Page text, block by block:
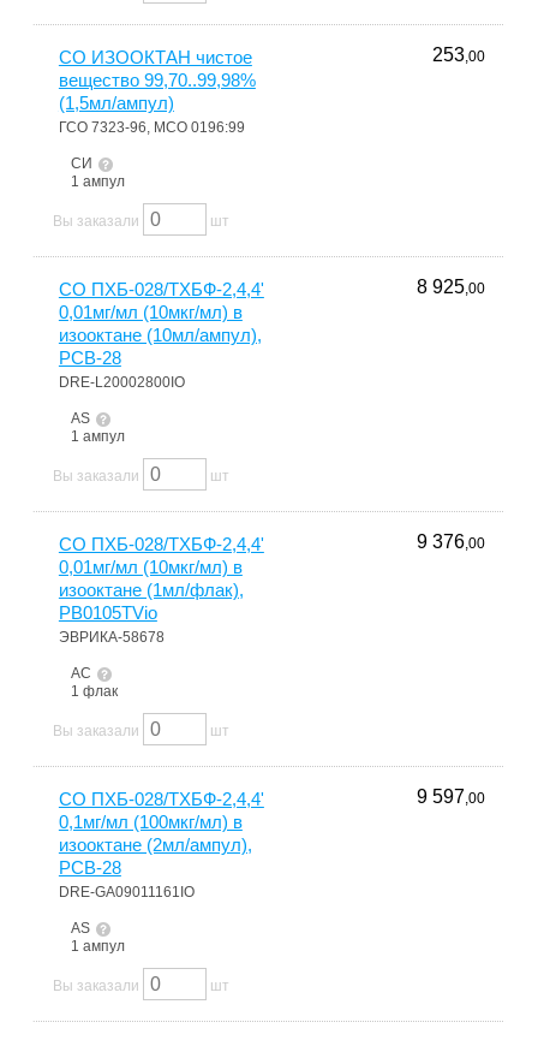
СО ИЗООКТАН чистое
вещество 99,70..99,98%
(1,5мл/ампул)
ГСО 7323-96, МСО 0196:99
СИ
1 ампул
253,00
Вы заказали шт
СО ПХБ-028/ТХБФ-2,4,4'
0,01мг/мл (10мкг/мл) в
изооктане (10мл/ампул),
PCB-28
DRE-L20002800IO
AS
1 ампул
8 925,00
Вы заказали шт
СО ПХБ-028/ТХБФ-2,4,4'
0,01мг/мл (10мкг/мл) в
изооктане (1мл/флак),
PB0105TVio
ЭВРИКА-58678
АС
1 флак
9 376,00
Вы заказали шт
СО ПХБ-028/ТХБФ-2,4,4'
0,1мг/мл (100мкг/мл) в
изооктане (2мл/ампул),
PCB-28
DRE-GA09011161IO
AS
1 ампул
9 597,00
Вы заказали шт